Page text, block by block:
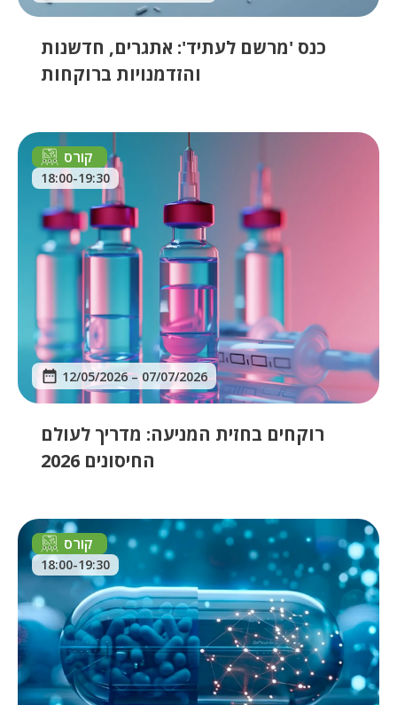
כנס 'מרשם לעתיד': אתגרים, חדשנות
והזדמנויות ברוקחות
קורס
18:00-19:30
12/05/2026–07/07/2026
רוקחים בחזית המניעה: מדריך לעולם
החיסונים 2026
קורס
18:00-19:30